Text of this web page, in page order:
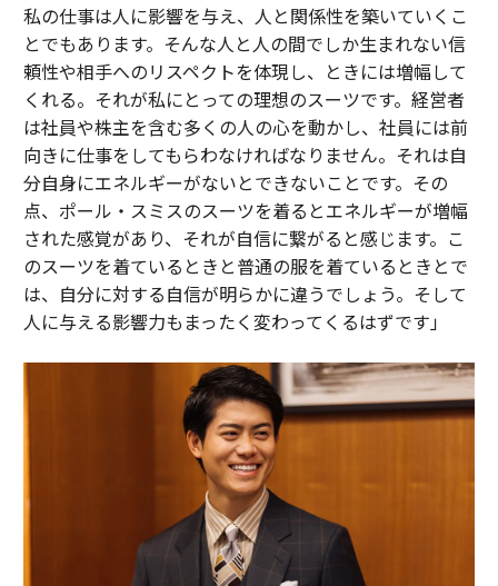
私の仕事は人に影響を与え、人と関係性を築いていくこ
とでもあります。そんな人と人の間でしか生まれない信
頼性や相手へのリスペクトを体現し、ときには増幅して
くれる。それが私にとっての理想のスーツです。経営者
は社員や株主を含む多くの人の心を動かし、社員には前
向きに仕事をしてもらわなければなりません。それは自
分自身にエネルギーがないとできないことです。その
点、ポール・スミスのスーツを着るとエネルギーが増幅
された感覚があり、それが自信に繋がると感じます。こ
のスーツを着ているときと普通の服を着ているときとで
は、自分に対する自信が明らかに違うでしょう。そして
人に与える影響力もまったく変わってくるはずです」